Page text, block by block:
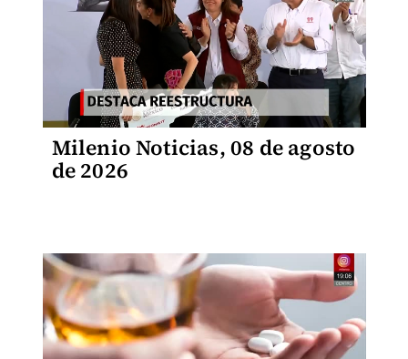
Milenio Noticias, 08 de agosto
de 2026